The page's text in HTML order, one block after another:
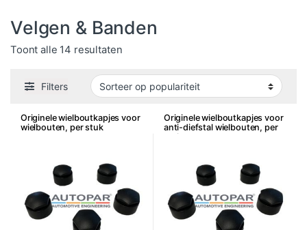
Velgen & Banden
Toont alle 14 resultatenGesorteerd op populariteit
Filters
Originele wielboutkapjes voor
wielbouten, per stuk
Originele wielboutkapjes voor
anti-diefstal wielbouten, per
stuk